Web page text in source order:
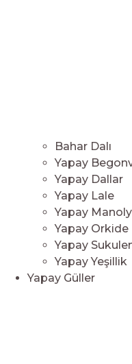
Bahar Dalı
Yapay
Yapay Dallar
Yapay Lale
Yapay
Yapay Orkide
Yapay
Yapay Yeşillik
Yapay Güller